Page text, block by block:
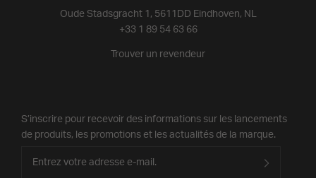
Oude Stadsgracht 1, 5611DD Eindhoven, NL
+33 1 89 54 63 66
Trouver un revendeur
S’inscrire pour recevoir des informations sur les lancements
de produits, les promotions et les actualités de la marque.